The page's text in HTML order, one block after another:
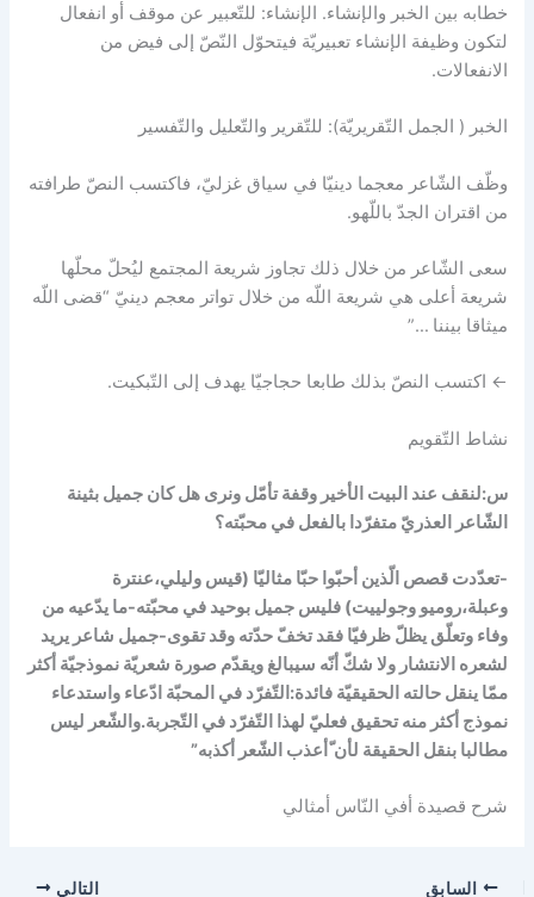
خطابه بين الخبر والإنشاء. الإنشاء: للتّعبير عن موقف أو انفعال
لتكون وظيفة الإنشاء تعبيريّة فيتحوّل النّصّ إلى فيض من
الانفعالات.
الخبر ( الجمل التّقريريّة): للتّقرير والتّعليل والتّفسير
وظّف الشّاعر معجما دينيّا في سياق غزليّ، فاكتسب النصّ طرافته
من اقتران الجدّ باللّهو.
سعى الشّاعر من خلال ذلك تجاوز شريعة المجتمع ليُحلّ محلّها
شريعة أعلى هي شريعة اللّه من خلال تواتر معجم دينيّ “قضى اللّه
ميثاقا بيننا …”
← اكتسب النصّ بذلك طابعا حجاجيّا يهدف إلى التّبكيت.
نشاط التّقويم
س:لنقف عند البيت الأخير وقفة تأمّل ونرى هل كان جميل بثينة
الشّاعر العذريّ متفرّدا بالفعل في محبّته؟
-تعدّدت قصص الّذين أحبّوا حبّا مثاليّا (قيس وليلي،عنترة
وعبلة،روميو وجولييت) فليس جميل بوحيد في محبّته-ما يدّعيه من
وفاء وتعلّق يظلّ ظرفيّا فقد تخفّ حدّته وقد تقوى-جميل شاعر يريد
لشعره الانتشار ولا شكّ أنّه سيبالغ ويقدّم صورة شعريّة نموذجيّة أكثر
ممّا ينقل حالته الحقيقيّة فائدة:التّفرّد في المحبّة ادّعاء واستدعاء
نموذج أكثر منه تحقيق فعليّ لهذا التّفرّد في التّجربة.والشّعر ليس
مطالبا بنقل الحقيقة لأن ّأعذب الشّعر أكذبه”
شرح قصيدة أفي النّاس أمثالي
السابق التالي